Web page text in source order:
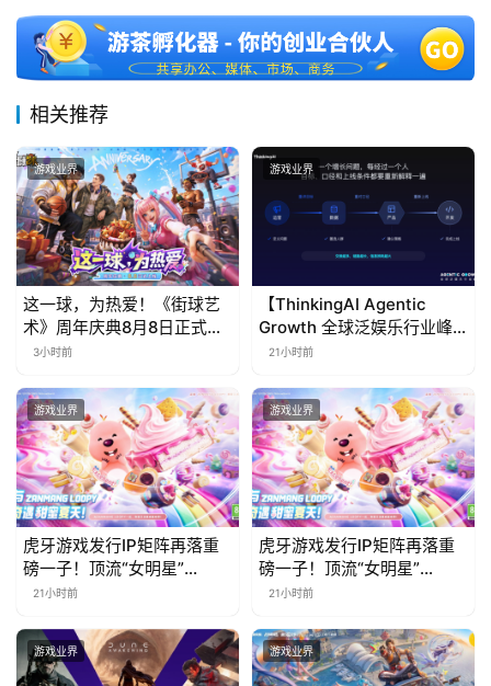
海
站
中
文
(
中
国
)
相关推荐
游戏业界
这一球，为热爱！《街球艺
术》周年庆典8月8日正式上
线，多重福利与全新内容同
3小时前
游戏业界
【ThinkingAI Agentic
Growth 全球泛娱乐行业峰
会】Agent 时代，人到底负
21小时前
游戏业界
虎牙游戏发行IP矩阵再落重
磅一子！顶流“女明星”
ZANMANG LOOPY 正版3D
曝光
21小时前
游戏业界
虎牙游戏发行IP矩阵再落重
磅一子！顶流“女明星”
ZANMANG LOOPY 正版3D
曝光
21小时前
游戏业界 游戏业界